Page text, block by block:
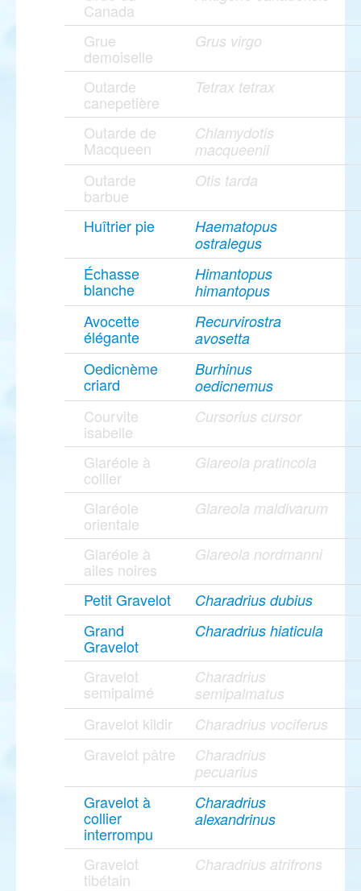
Canada
Grue
demoiselle
Grus virgo
Outarde
canepetière
Tetrax tetrax
Outarde de
Macqueen
Chlamydotis
macqueenii
Outarde
barbue
Otis tarda
Huîtrier pie
Haematopus
ostralegus
Échasse
blanche
Himantopus
himantopus
Avocette
élégante
Recurvirostra
avosetta
Oedicnème
criard
Burhinus
oedicnemus
Courvite
isabelle
Cursorius cursor
Glaréole à
collier
Glareola pratincola
Glaréole
orientale
Glareola maldivarum
Glaréole à
ailes noires
Glareola nordmanni
Petit Gravelot Charadrius dubius
Grand
Gravelot
Charadrius hiaticula
Gravelot
semipalmé
Charadrius
semipalmatus
Gravelot kildir Charadrius vociferus
Gravelot pâtre
Charadrius
pecuarius
Gravelot à
collier
interrompu
Charadrius
alexandrinus
Gravelot
tibétain
Charadrius atrifrons